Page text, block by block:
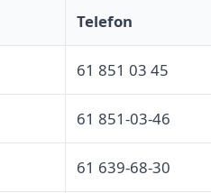
Telefon
61 851 03 45
61 851-03-46
61 639-68-30